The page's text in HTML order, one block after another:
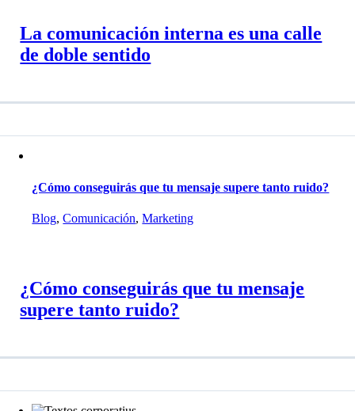
La comunicación interna es una calle
de doble sentido
¿Cómo conseguirás que tu mensaje supere tanto ruido?
Blog,Comunicación,Marketing
¿Cómo conseguirás que tu mensaje
supere tanto ruido?